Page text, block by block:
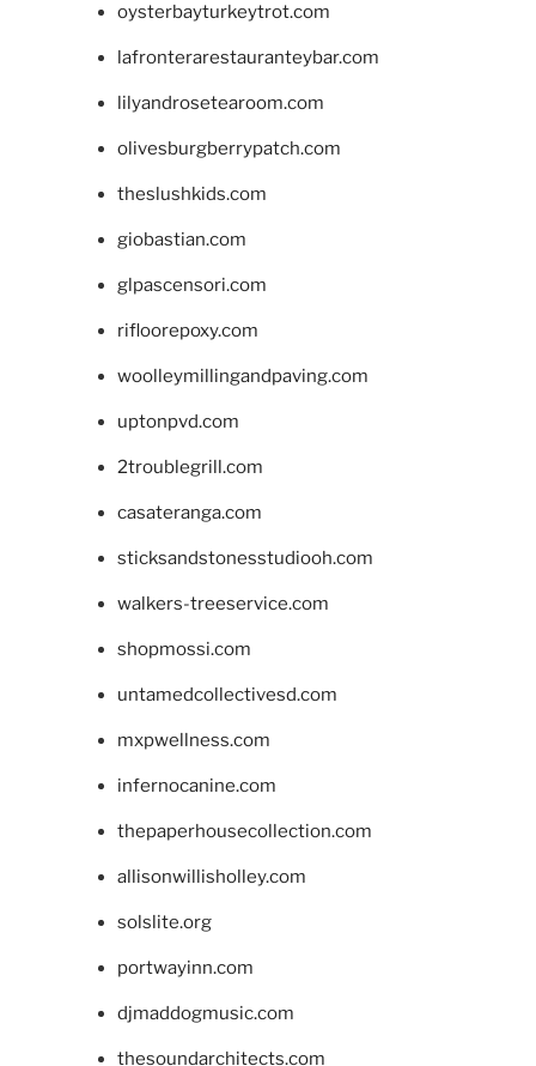
oysterbayturkeytrot.com
lafronterarestauranteybar.com
lilyandrosetearoom.com
olivesburgberrypatch.com
theslushkids.com
giobastian.com
glpascensori.com
rifloorepoxy.com
woolleymillingandpaving.com
uptonpvd.com
2troublegrill.com
casateranga.com
sticksandstonesstudiooh.com
walkers-treeservice.com
shopmossi.com
untamedcollectivesd.com
mxpwellness.com
infernocanine.com
thepaperhousecollection.com
allisonwillisholley.com
solslite.org
portwayinn.com
djmaddogmusic.com
thesoundarchitects.com